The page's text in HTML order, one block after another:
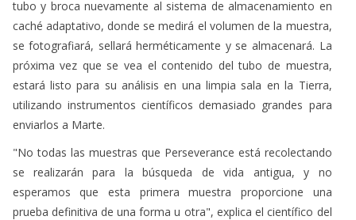
tubo y broca nuevamente al sistema de almacenamiento en
caché adaptativo, donde se medirá el volumen de la muestra,
se fotografiará, sellará herméticamente y se almacenará. La
próxima vez que se vea el contenido del tubo de muestra,
estará listo para su análisis en una limpia sala en la Tierra,
utilizando instrumentos científicos demasiado grandes para
enviarlos a Marte.
"No todas las muestras que Perseverance está recolectando
se realizarán para la búsqueda de vida antigua, y no
esperamos que esta primera muestra proporcione una
prueba definitiva de una forma u otra", explica el científico del